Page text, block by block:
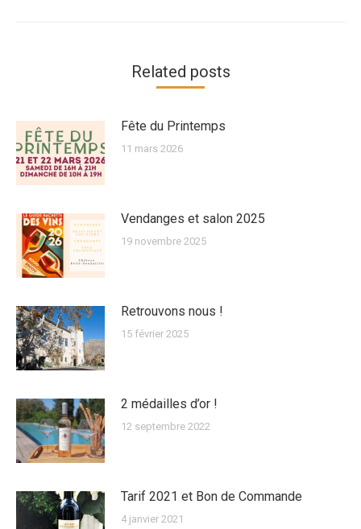
Related posts
Fête du Printemps
11 mars 2026
Vendanges et salon 2025
19 novembre 2025
Retrouvons nous !
15 février 2025
2 médailles d’or !
12 septembre 2022
Tarif 2021 et Bon de Commande
4 janvier 2021